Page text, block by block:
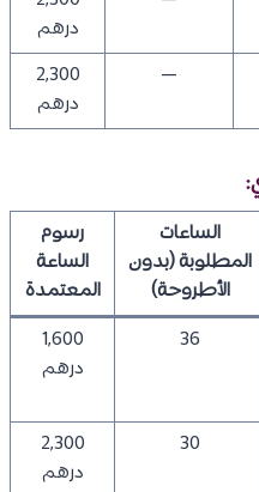
درهم
—
2,300
درهم
الساعات
المطلوبة (بدون
الأطروحة)
رسوم
الساعة
المعتمدة
36
1,600
درهم
30
2,300
درهم